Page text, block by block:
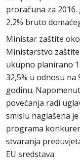
proračuna za
2,2% bruto
Ministar zaštite
Ministarstvo
ukupno planirano
32,5% u odnosu
godinu.
povećanja radi
smislu naglašena
programa
stvaranja
EU sredstava.